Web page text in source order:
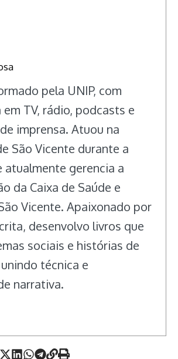
pela UNIP, com
TV, rádio, podcasts e
imprensa. Atuou na
São Vicente durante a
atualmente gerencia a
da Caixa de Saúde e
Vicente. Apaixonado por
desenvolvo livros que
sociais e histórias de
técnica e
narrativa.